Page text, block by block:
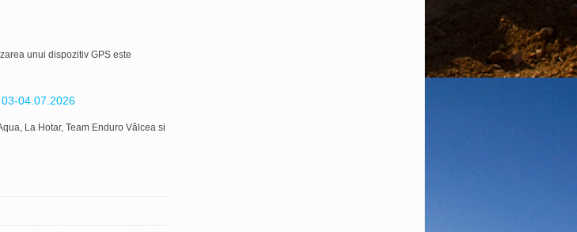
unui dispozitiv GPS este
04.07.2026
La Hotar, Team Enduro Vâlcea si